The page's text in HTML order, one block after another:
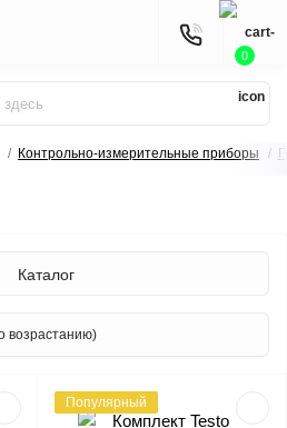
0
Контрольно-измерительные приборы
Каталог
Популярный